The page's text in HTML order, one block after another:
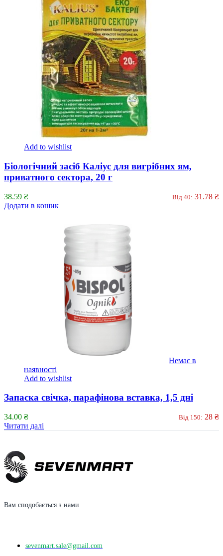
Add to wishlist
Біологічний засіб Каліус для вигрібних ям,
приватного сектора, 20 г
38.59 ₴ Від 40: 31.78 ₴
Додати в кошик
Немає в
наявності
Add to wishlist
Запаска свічка, парафінова вставка, 1,5 дні
34.00 ₴ Від 150: 28 ₴
Читати далі
Вам сподобається з нами
sevenmart.sale@gmail.com